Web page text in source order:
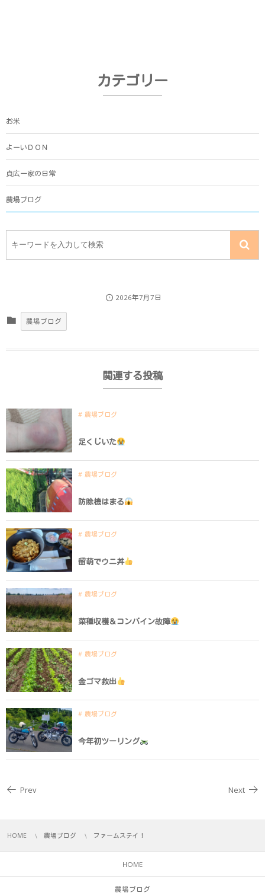
カテゴリー
お米
よーいＤＯＮ
貞広一家の日常
農場ブログ
2026年7月7日
農場ブログ
関連する投稿
農場ブログ
足くじいた
農場ブログ
防除機はまる
農場ブログ
留萌でウニ丼
農場ブログ
菜種収穫＆コンバイン故障
農場ブログ
金ゴマ救出
農場ブログ
今年初ツーリング
Prev Next
HOME 農場ブログ ファームステイ！
HOME
農場ブログ